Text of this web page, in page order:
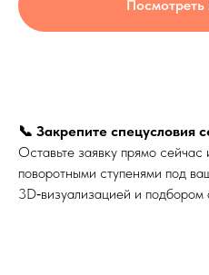
📞 Закрепите спецусловия
Оставьте заявку прямо сейчас
поворотными ступенями под
3D‑визуализацией и подбором